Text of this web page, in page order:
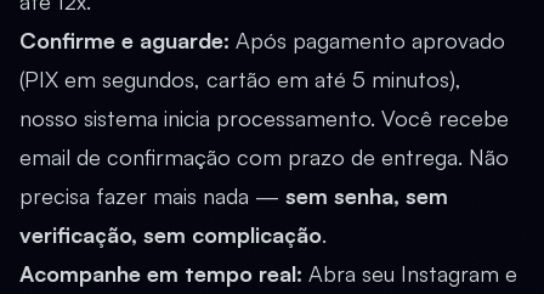
Confirme e aguarde: Após pagamento aprovado
(PIX em segundos, cartão em até 5 minutos),
nosso sistema inicia processamento. Você recebe
email de confirmação com prazo de entrega. Não
precisa fazer mais nada — sem senha, sem
verificação, sem complicação.
Acompanhe em tempo real: Abra seu Instagram e